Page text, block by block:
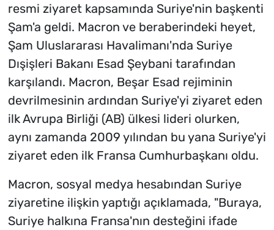
resmi ziyaret kapsamında Suriye'nin başkenti
Şam'a geldi. Macron ve beraberindeki heyet,
Şam Uluslararası Havalimanı'nda Suriye
Dışişleri Bakanı Esad Şeybani tarafından
karşılandı. Macron, Beşar Esad rejiminin
devrilmesinin ardından Suriye'yi ziyaret eden
ilk Avrupa Birliği (AB) ülkesi lideri olurken,
aynı zamanda 2009 yılından bu yana Suriye'yi
ziyaret eden ilk Fransa Cumhurbaşkanı oldu.
Macron, sosyal medya hesabından Suriye
ziyaretine ilişkin yaptığı açıklamada, "Buraya,
Suriye halkına Fransa'nın desteğini ifade